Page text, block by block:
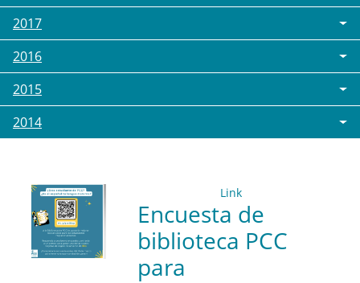
2017
2016
2015
2014
Link
Encuesta de
biblioteca PCC
para